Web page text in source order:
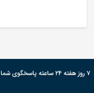
۷ روز هفته ۲۴ ساعته پاسخگوی شما هستیم.